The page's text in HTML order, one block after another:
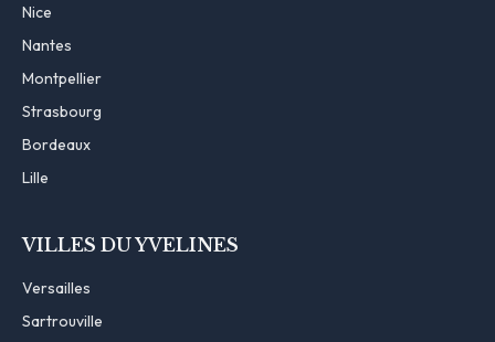
Nice
Nantes
Montpellier
Strasbourg
Bordeaux
Lille
VILLES DU YVELINES
Versailles
Sartrouville